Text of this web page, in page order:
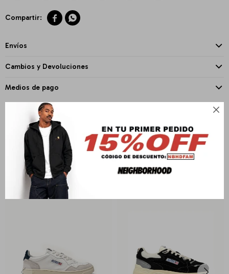

 
Envíos
Cambios y Devoluciones
Medios de pago
PRODUCTOS QUE TE PUEDEN INTERESAR